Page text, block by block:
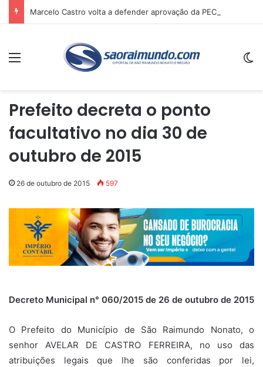
Menu
Prefeito decreta o ponto
facultativo no dia 30 de
outubro de 2015
26 de outubro de 2015 597
Decreto Municipal n° 060/2015 de 26 de outubro de 2015
O Prefeito do Município de São Raimundo Nonato, o
senhor AVELAR DE CASTRO FERREIRA, no uso das
atribuições legais que lhe são conferidas por lei,